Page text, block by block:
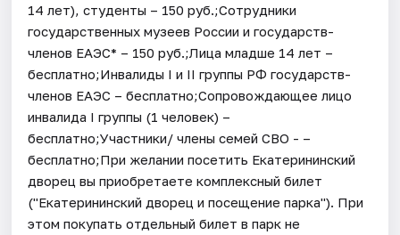
14 лет), студенты – 150 руб.;Сотрудники
государственных музеев России и государств-
членов ЕАЭС* – 150 руб.;Лица младше 14 лет –
бесплатно;Инвалиды I и II группы РФ государств-
членов ЕАЭС – бесплатно;Сопровождающее лицо
инвалида I группы (1 человек) –
бесплатно;Участники/ члены семей СВО - –
бесплатно;При желании посетить Екатерининский
дворец вы приобретаете комплексный билет
("Екатерининский дворец и посещение парка"). При
этом покупать отдельный билет в парк не